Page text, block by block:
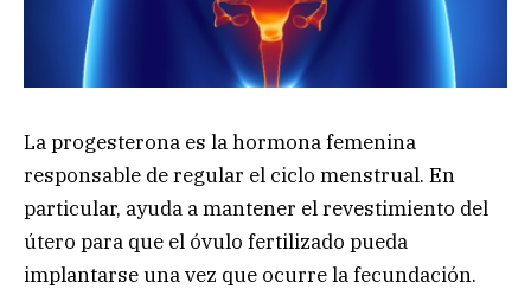
La progesterona es la hormona femenina
responsable de regular el ciclo menstrual. En
particular, ayuda a mantener el revestimiento del
útero para que el óvulo fertilizado pueda
implantarse una vez que ocurre la fecundación.